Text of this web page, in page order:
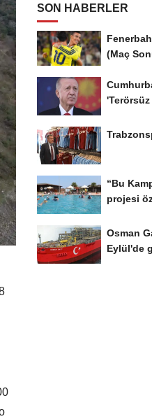
SON HABERLER
(Maç
'Terörsüz
“Bu
projesi
Osman
Eylül'de